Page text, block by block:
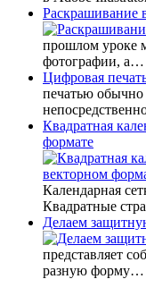
Раскрашивание
прошлом уроке
фотографии, а…
Цифровая
печатью обычно
Квадратная
формате
Календарная
Квадратные
Делаем
представляет
разную форму…